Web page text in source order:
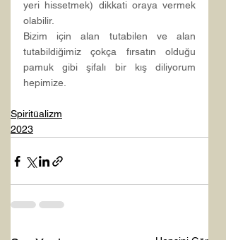
yeri hissetmek) dikkati oraya vermek
olabilir.
Bizim için alan tutabilen ve alan
tutabildiğimiz çokça fırsatın olduğu
pamuk gibi şifalı bir kış diliyorum
hepimize.
Spiritüalizm
2023